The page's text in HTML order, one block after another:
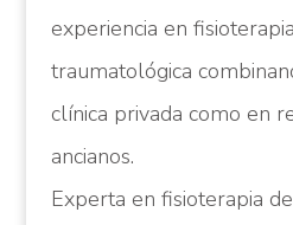
experiencia en
traumatológica
clínica privada como en
ancianos.
Experta en fisioterapia